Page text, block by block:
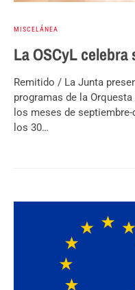
MISCELÁNEA
La OSCyL
Remitido / La Junta
programas de la
los meses de
los 30…